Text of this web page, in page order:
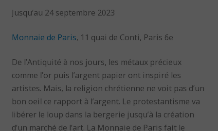
Jusqu’au 24 septembre 2023
Monnaie de Paris, 11 quai de Conti, Paris 6e
De l’Antiquité à nos jours, les métaux précieux
comme l’or puis l’argent papier ont inspiré les
artistes. Mais, la religion chrétienne ne voit pas d’un
bon oeil ce rapport à l’argent. Le protestantisme va
libérer le loup dans la bergerie jusqu’à la création
d’un marché de l’art. La Monnaie de Paris fait le